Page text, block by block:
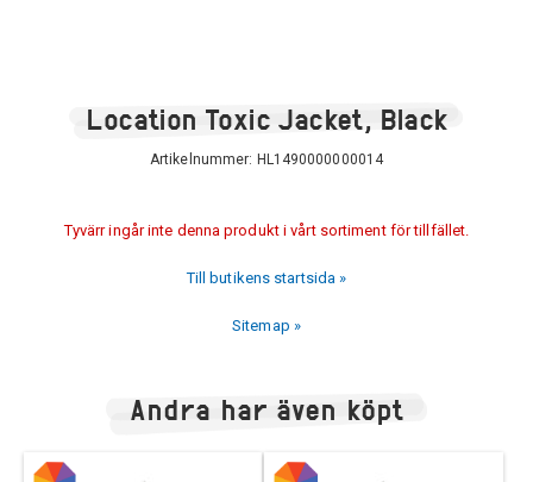
Location Toxic Jacket, Black
Artikelnummer: HL1490000000014
Tyvärr ingår inte denna produkt i vårt sortiment för tillfället.
Till butikens startsida »
Sitemap »
Andra har även köpt